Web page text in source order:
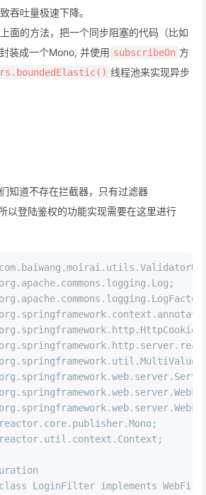
吞吐量极速下降。
面的方法，把一个同步阻塞的代码（比如
装成一个Mono, 并使用 subscribeOn 方
线程池来实现异步
知道不存在拦截器，只有过滤器
以登陆鉴权的功能实现需要在这里进行
class LoginFilter implements